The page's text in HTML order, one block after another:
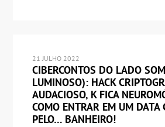
21 JULHO 2022
CIBERCONTOS DO LADO
LUMINOSO): HACK
AUDACIOSO, K FICA
COMO ENTRAR EM UM DATA
PELO… BANHEIRO!